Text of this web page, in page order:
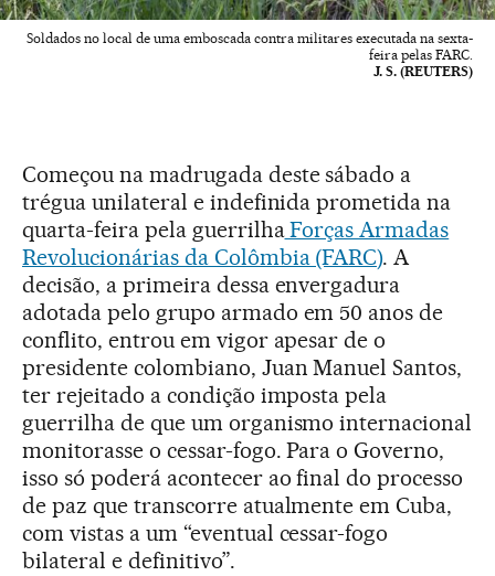
Soldados no local de uma emboscada contra militares executada na sexta-
feira pelas FARC.
J. S. (REUTERS)
Começou na madrugada deste sábado a
trégua unilateral e indefinida prometida na
quarta-feira pela guerrilhaForças Armadas
Revolucionárias da Colômbia (FARC). A
decisão, a primeira dessa envergadura
adotada pelo grupo armado em 50 anos de
conflito, entrou em vigor apesar de o
presidente colombiano, Juan Manuel Santos,
ter rejeitado a condição imposta pela
guerrilha de que um organismo internacional
monitorasse o cessar-fogo. Para o Governo,
isso só poderá acontecer ao final do processo
de paz que transcorre atualmente em Cuba,
com vistas a um “eventual cessar-fogo
bilateral e definitivo”.